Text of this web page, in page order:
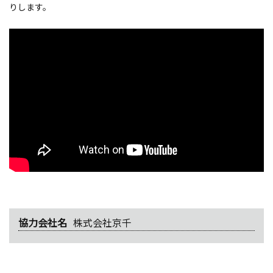
りします。
協力会社名 株式会社京千